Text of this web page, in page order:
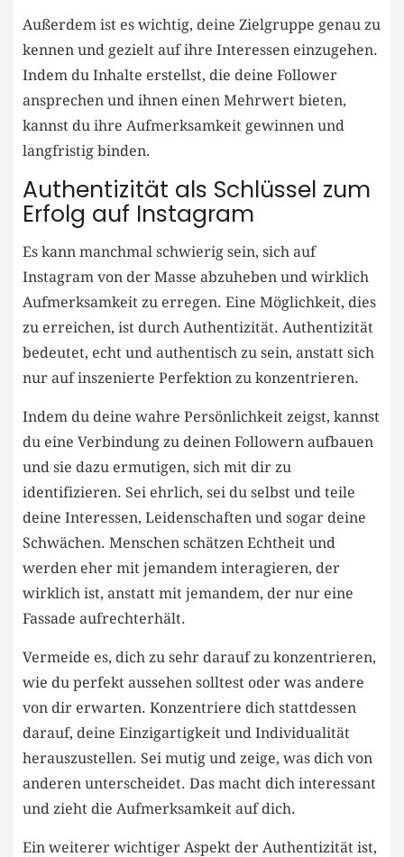
Außerdem ist es wichtig, deine Zielgruppe genau​ zu
kennen und gezielt auf ihre Interessen einzugehen.
Indem​ du​ Inhalte erstellst, die⁤ deine Follower
ansprechen​ und ihnen einen Mehrwert bieten,
‍kannst du ihre Aufmerksamkeit⁣ gewinnen und
langfristig binden.
Authentizität als Schlüssel zum⁤
Erfolg auf Instagram
Es kann manchmal schwierig ‍sein, sich⁤ auf
Instagram von der⁣ Masse abzuheben und wirklich
Aufmerksamkeit zu ‍erregen. Eine Möglichkeit,​ dies
zu erreichen, ist durch Authentizität. ​Authentizität
bedeutet, echt und authentisch zu ‍sein, ​anstatt sich
‍nur auf inszenierte Perfektion ⁣zu konzentrieren.
Indem du ⁢deine ⁤wahre Persönlichkeit zeigst,⁣ kannst
du eine‌ Verbindung ‍zu deinen Followern aufbauen
und sie⁢ dazu ermutigen, sich mit dir ​zu
identifizieren. Sei ehrlich, sei⁤ du⁣ selbst und teile
deine Interessen, Leidenschaften und sogar deine
Schwächen. Menschen schätzen⁢ Echtheit und
werden eher mit jemandem interagieren, ‍der
wirklich⁤ ist, ⁢anstatt mit jemandem, der nur eine​
Fassade aufrechterhält.
Vermeide es, dich zu sehr darauf zu ⁢konzentrieren,
wie du perfekt aussehen ‌solltest ⁤oder was⁣ andere
von dir ⁣erwarten. Konzentriere dich stattdessen
darauf, ‌deine‌ Einzigartigkeit und Individualität
herauszustellen. Sei mutig und zeige, was​ dich von
anderen unterscheidet. Das macht dich interessant
und​ zieht die ⁣Aufmerksamkeit ​auf dich.
Ein weiterer‍ wichtiger Aspekt der Authentizität ist,